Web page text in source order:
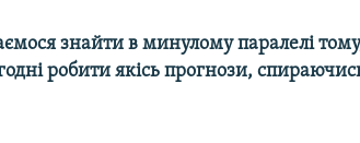
знайти в минулому паралелі
робити якісь прогнози,